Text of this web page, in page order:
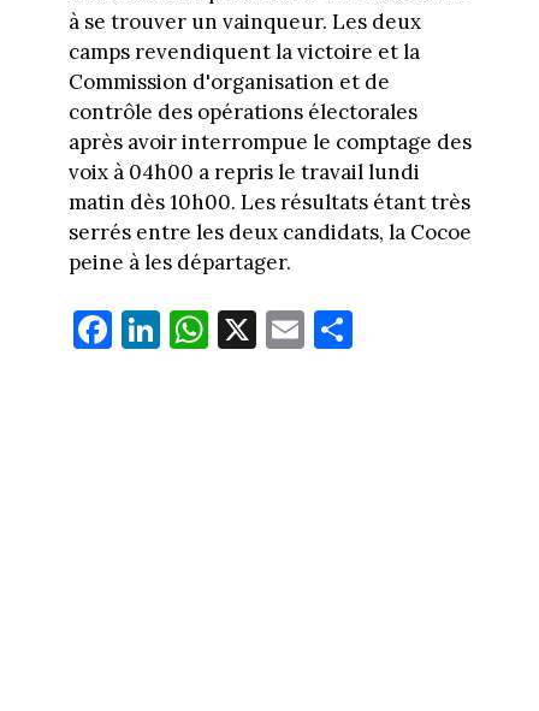
à se trouver un vainqueur. Les deux
camps revendiquent la victoire et la
Commission d'organisation et de
contrôle des opérations électorales
après avoir interrompue le comptage des
voix à 04h00 a repris le travail lundi
matin dès 10h00. Les résultats étant très
serrés entre les deux candidats, la Cocoe
peine à les départager.
Fa
ce
Li
nk
W
ha
X E
m
Pa
rt